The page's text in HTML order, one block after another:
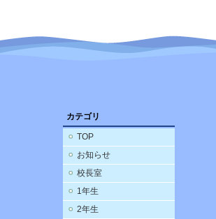
カテゴリ
TOP
お知らせ
校長室
1年生
2年生